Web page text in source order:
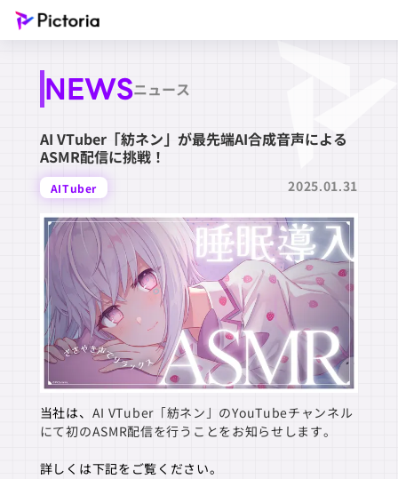
NEWSニュース
AI VTuber「紡ネン」が最先端AI合成音声による
ASMR配信に挑戦！
AITuber 2025.01.31
当社は、 AI VTuber「紡ネン」のYouTubeチャンネル
にて初のASMR配信を行うことをお知らせします。
詳しくは下記をご覧ください。